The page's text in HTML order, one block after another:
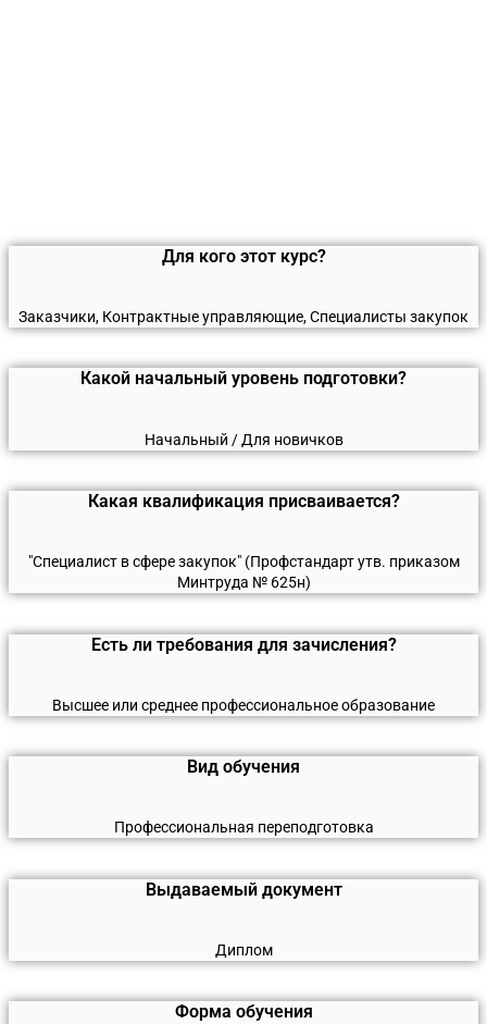
Для кого этот курс?
Заказчики, Контрактные управляющие, Специалисты закупок
Какой начальный уровень подготовки?
Начальный / Для новичков
Какая квалификация присваивается?
"Специалист в сфере закупок" (Профстандарт утв. приказом
Минтруда № 625н)
Есть ли требования для зачисления?
Высшее или среднее профессиональное образование
Вид обучения
Профессиональная переподготовка
Выдаваемый документ
Диплом
Форма обучения